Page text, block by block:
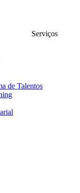
Serviços
de Talentos